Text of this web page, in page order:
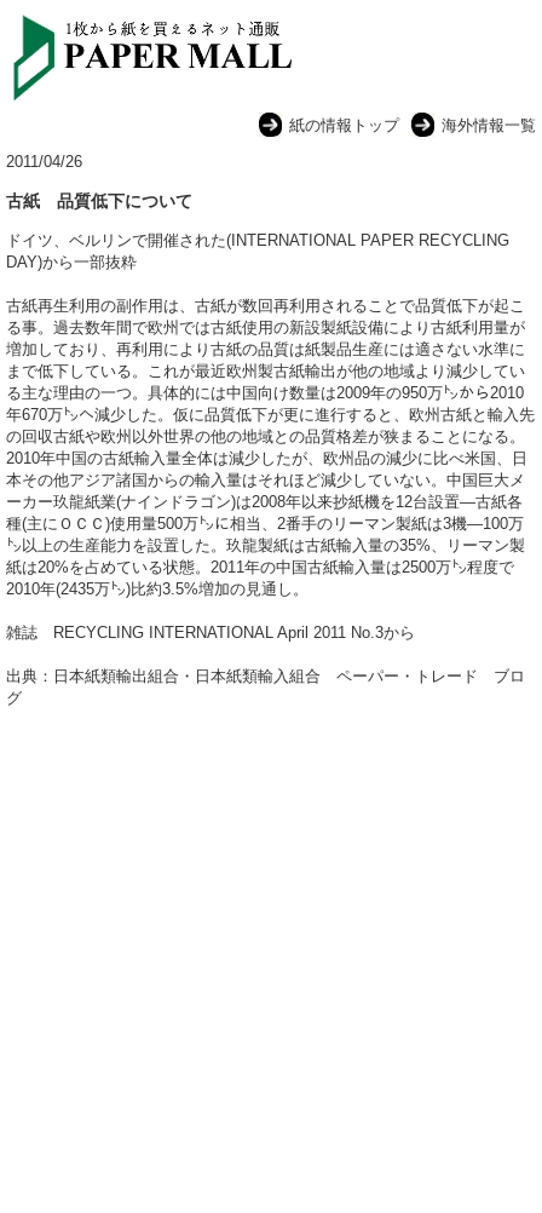
紙の情報トップ
海外情報一覧
2011/04/26
古紙 品質低下について
ドイツ、ベルリンで開催された(INTERNATIONAL PAPER RECYCLING
DAY)から一部抜粋
古紙再生利用の副作用は、古紙が数回再利用されることで品質低下が起こ
る事。過去数年間で欧州では古紙使用の新設製紙設備により古紙利用量が
増加しており、再利用により古紙の品質は紙製品生産には適さない水準に
まで低下している。これが最近欧州製古紙輸出が他の地域より減少してい
る主な理由の一つ。具体的には中国向け数量は2009年の950万㌧から2010
年670万㌧へ減少した。仮に品質低下が更に進行すると、欧州古紙と輸入先
の回収古紙や欧州以外世界の他の地域との品質格差が狭まることになる。
2010年中国の古紙輸入量全体は減少したが、欧州品の減少に比べ米国、日
本その他アジア諸国からの輸入量はそれほど減少していない。中国巨大メ
ーカー玖龍紙業(ナインドラゴン)は2008年以来抄紙機を12台設置―古紙各
種(主にＯＣＣ)使用量500万㌧に相当、2番手のリーマン製紙は3機―100万
㌧以上の生産能力を設置した。玖龍製紙は古紙輸入量の35%、リーマン製
紙は20%を占めている状態。2011年の中国古紙輸入量は2500万㌧程度で
2010年(2435万㌧)比約3.5%増加の見通し。
雑誌 RECYCLING INTERNATIONAL April 2011 No.3から
出典：日本紙類輸出組合・日本紙類輸入組合 ペーパー・トレード ブロ
グ